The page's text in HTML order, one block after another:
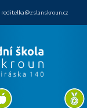
reditelka@zslanskroun.cz